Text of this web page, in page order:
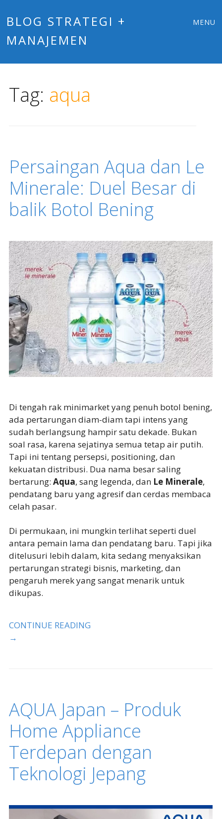
BLOG STRATEGI +
MANAJEMEN
MENU
Tag: aqua
Persaingan Aqua dan Le
Minerale: Duel Besar di
balik Botol Bening
Di tengah rak minimarket yang penuh botol bening,
ada pertarungan diam-diam tapi intens yang
sudah berlangsung hampir satu dekade. Bukan
soal rasa, karena sejatinya semua tetap air putih.
Tapi ini tentang persepsi, positioning, dan
kekuatan distribusi. Dua nama besar saling
bertarung: Aqua, sang legenda, dan Le Minerale,
pendatang baru yang agresif dan cerdas membaca
celah pasar.
Di permukaan, ini mungkin terlihat seperti duel
antara pemain lama dan pendatang baru. Tapi jika
ditelusuri lebih dalam, kita sedang menyaksikan
pertarungan strategi bisnis, marketing, dan
pengaruh merek yang sangat menarik untuk
dikupas.
CONTINUE READING
→
AQUA Japan – Produk
Home Appliance
Terdepan dengan
Teknologi Jepang